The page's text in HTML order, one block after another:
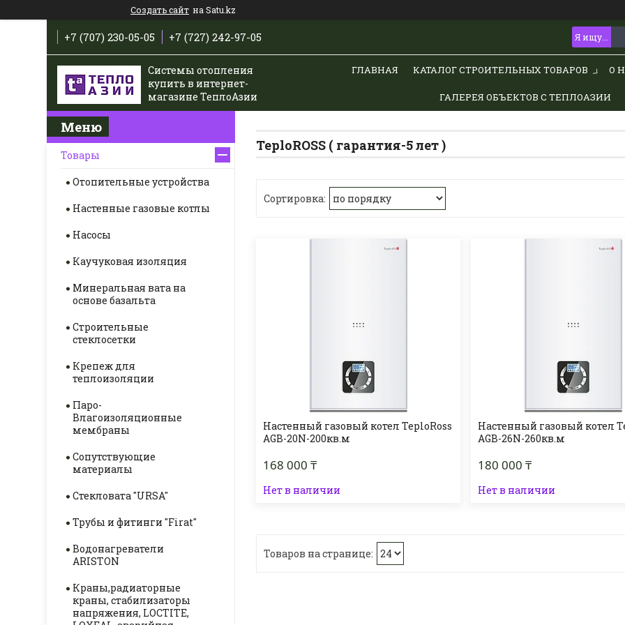
Создать сайт на Satu.kz
+7 (707) 230-05-05 +7 (727) 242-97-05
Системы отопления
купить в интернет-
магазине ТеплоАзии
ГЛАВНАЯ КАТАЛОГ СТРОИТЕЛЬНЫХ ТОВАРОВ О
ГАЛЕРЕЯ ОБЪЕКТОВ С ТЕПЛОАЗИИ
TeploROSS ( гарантия-5 лет )
Настенный газовый котел TeploRoss
AGB-20N-200кв.м
168 000 ₸
Нет в наличии
Настенный газовый котел
AGB-26N-260кв.м
180 000 ₸
Нет в наличии
Товары
Отопительные устройства
Настенные газовые котлы
Насосы
Каучуковая изоляция
Минеральная вата на
основе базальта
Строительные
стеклосетки
Крепеж для
теплоизоляции
Паро-
Влагоизоляционные
мембраны
Сопутствующие
материалы
Стекловата "URSA"
Трубы и фитинги "Firat"
Водонагреватели
ARISTON
Краны,радиаторные
краны, стабилизаторы
напряжения, LOCTITE,